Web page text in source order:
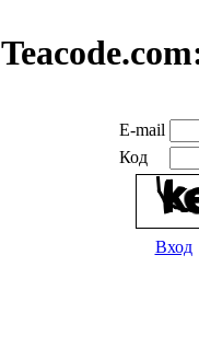
E-mail
Код
Вход